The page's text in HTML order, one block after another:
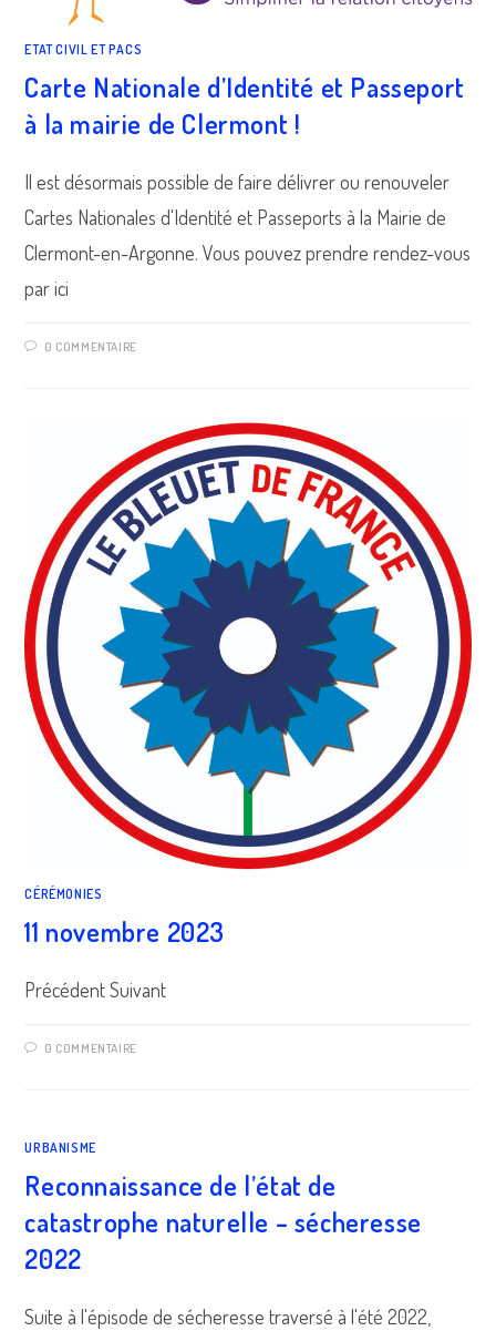
ETAT CIVIL ET PACS
Carte Nationale d’Identité et Passeport
à la mairie de Clermont !
Il est désormais possible de faire délivrer ou renouveler
Cartes Nationales d'Identité et Passeports à la Mairie de
Clermont-en-Argonne. Vous pouvez prendre rendez-vous
par ici
0 COMMENTAIRE
CÉRÉMONIES
11 novembre 2023
Précédent Suivant
0 COMMENTAIRE
URBANISME
Reconnaissance de l’état de
catastrophe naturelle – sécheresse
2022
Suite à l'épisode de sécheresse traversé à l'été 2022,